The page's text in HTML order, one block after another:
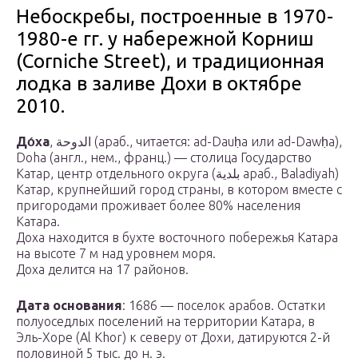
Небоскребы, построенные в 1970-
1980-е гг. у набережной Корниш
(Corniche Street), и традиционная
лодка в заливе Дохи в октябре
2010.
До́ха, الدوحة (араб., читается: ad-Dauḥa или ad-Dawḥa),
Doha (англ., нем., франц.) — столица Государство
Катар, центр отдельного округа (بلدية‎ араб., Baladiyah)
Катар, крупнейший город страны, в котором вместе с
пригородами проживает более 80% населения
Катара.
Доха находится в бухте восточного побережья Катара
на высоте 7 м над уровнем моря.
Доха делится на 17 районов.
Дата основания: 1686 — поселок арабов. Остатки
полуоседлых поселений на территории Катара, в
Эль-Хоре (Al Khor) к северу от Дохи, датируются 2-й
половиной 5 тыс. до н. э.